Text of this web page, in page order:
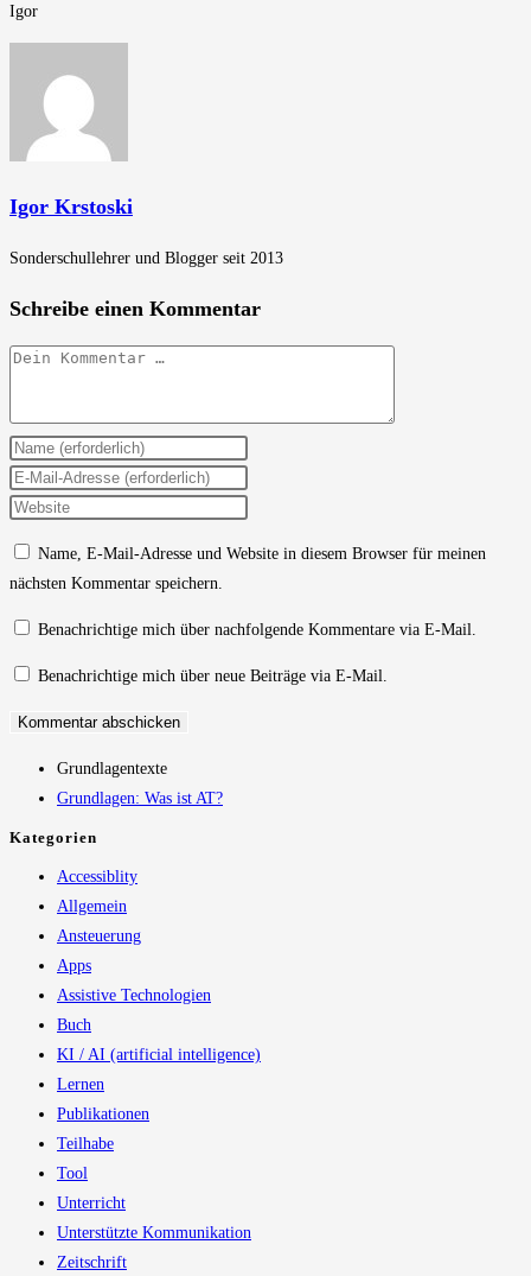
Igor
Igor Krstoski
Sonderschullehrer und Blogger seit 2013
Schreibe einen Kommentar
Kommentar
Gib
deinen
Namen
Benutzernamen
Kommentieren
Gib
deine
zum
ein
Gib
ein
Name, E-Mail-Adresse und Website in diesem Browser für meinen
nächsten Kommentar speichern.
Benachrichtige mich über nachfolgende Kommentare via E-Mail.
Benachrichtige mich über neue Beiträge via E-Mail.
Grundlagentexte
Grundlagen: Was ist AT?
Kategorien
Accessiblity
Allgemein
Ansteuerung
Apps
Assistive Technologien
Buch
KI / AI (artificial intelligence)
Lernen
Publikationen
Teilhabe
Tool
Unterricht
Unterstützte Kommunikation
Zeitschrift